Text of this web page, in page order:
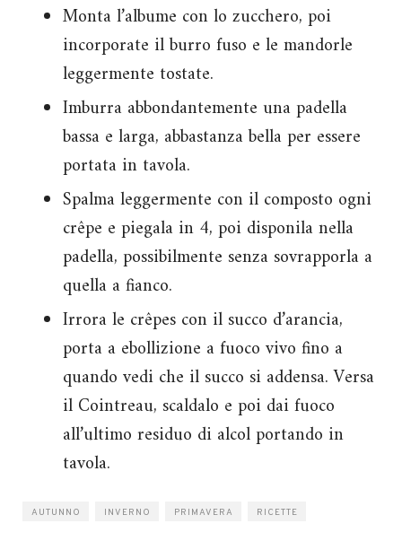
Monta l’albume con lo zucchero, poi
incorporate il burro fuso e le mandorle
leggermente tostate.
Imburra abbondantemente una padella
bassa e larga, abbastanza bella per essere
portata in tavola.
Spalma leggermente con il composto ogni
crêpe e piegala in 4, poi disponila nella
padella, possibilmente senza sovrapporla a
quella a fianco.
Irrora le crêpes con il succo d’arancia,
porta a ebollizione a fuoco vivo fino a
quando vedi che il succo si addensa. Versa
il Cointreau, scaldalo e poi dai fuoco
all’ultimo residuo di alcol portando in
tavola.
AUTUNNO INVERNO PRIMAVERA RICETTE